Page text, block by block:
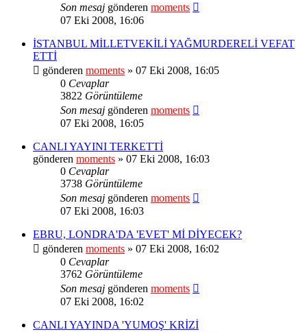
Son mesaj gönderen moments
07 Eki 2008, 16:06
İSTANBUL MİLLETVEKİLİ YAĞMURDERELİ VEFAT
ETTİ
gönderen moments » 07 Eki 2008, 16:05
0 Cevaplar
3822 Görüntüleme
Son mesaj gönderen moments
07 Eki 2008, 16:05
CANLI YAYINI TERKETTİ
gönderen moments » 07 Eki 2008, 16:03
0 Cevaplar
3738 Görüntüleme
Son mesaj gönderen moments
07 Eki 2008, 16:03
EBRU, LONDRA'DA 'EVET' Mİ DİYECEK?
gönderen moments » 07 Eki 2008, 16:02
0 Cevaplar
3762 Görüntüleme
Son mesaj gönderen moments
07 Eki 2008, 16:02
CANLI YAYINDA 'YUMOŞ' KRİZİ